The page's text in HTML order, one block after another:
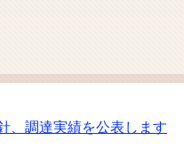
、調達実績を公表します